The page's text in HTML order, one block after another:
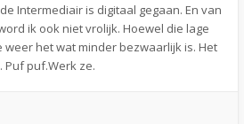
Intermediair is digitaal gegaan. En van
ik ook niet vrolijk. Hoewel die lage
het wat minder bezwaarlijk is. Het
Puf puf.Werk ze.